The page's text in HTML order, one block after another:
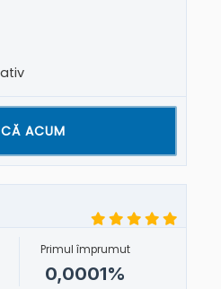
ACUM
Primul împrumut
0,0001%